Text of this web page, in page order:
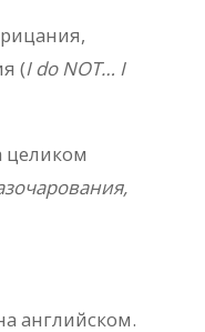
(I do NOT… I
целиком
английском.